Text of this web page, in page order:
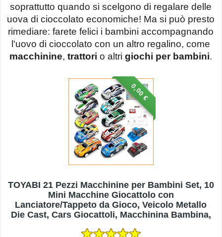
soprattutto quando si scelgono di regalare delle
uova di cioccolato economiche! Ma si può presto
rimediare: farete felici i bambini accompagnando
l'uovo di cioccolato con un altro regalino, come
macchinine,trattori o altrigiochi per bambini.
0,00 €
TOYABI 21 Pezzi Macchinine per Bambini Set, 10
Mini Macchine Giocattolo con
Lanciatore/Tappeto da Gioco, Veicolo Metallo
Die Cast, Cars Giocattoli, Macchinina Bambina,